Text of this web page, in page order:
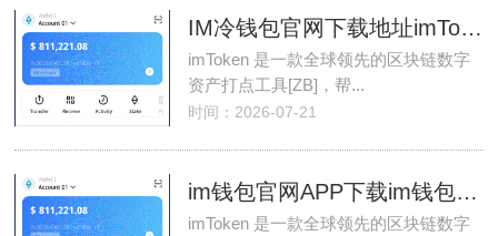
IM冷钱包官网下载地址imToken下载_(如何从IMTOKEN冷
imToken 是一款全球领先的区块链数字
资产打点工具[ZB]，帮...
时间：2026-07-21
im钱包官网APP下载im钱包官网_(im钱包10版本下载
imToken 是一款全球领先的区块链数字